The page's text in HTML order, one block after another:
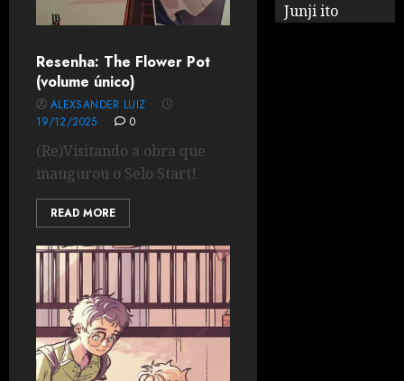
Resenha: The Flower Pot
(volume único)
ALEXSANDER LUIZ
19/12/2025
0
(Re)Visitando a obra que
inaugurou o Selo Start!
READ MORE
Junji ito